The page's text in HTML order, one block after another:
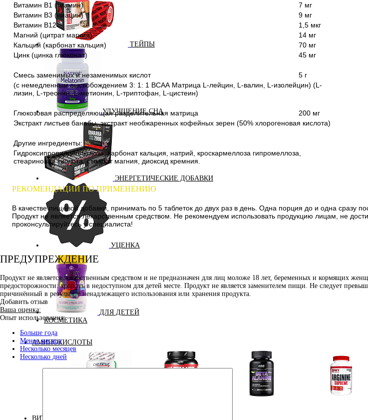
ТЕЙПЫ
УЛУЧШЕНИЕ СНА
ЭНЕРГЕТИЧЕСКИЕ ДОБАВКИ
УЦЕНКА
ДЛЯ ДЕТЕЙ
КОСМЕТИКА
АМИНОКИСЛОТЫ
ВИТАМИНЫ И МИНЕРАЛЫ
Витамин В1 (тиамин)
7 мг
Витамин В3 (ниацин)
9 мг
Витамин В12
1,5 мкг
Магний (цитрат магния)
14 мг
Кальций (карбонат кальция)
70 мг
Цинк (цинка глюконат)
45 мг
Смесь заменимых и незаменимых кислот
5 г
(с немедленным высвобождением 3: 1: 1 ВСАА Матрица L-лейцин, L-валин, L-изолейцин) (L-
лизин, L-треонин, L-метионин, L-триптофан, L-цистеин)
Глюкозовая распределяющая разделительная матрица
200 мг
Экстракт листьев банабы, экстракт необжаренных кофейных зерен (50% хлорогеновая кислота)
Другие ингредиенты:
Гидроксипропилцеллюлоза, карбонат кальция, натрий, кроскармеллоза гипромеллоза,
стеариновая кислота, стеарат магния, диоксид кремния.
РЕКОМЕНДАЦИИ ПО ПРИМЕНЕНИЮ
В качестве пищевой добавки, принимать по 5 таблеток до двух раз в день. Одна порция до и одна сразу
Продукт не является лекарственным средством. Не рекомендуем использовать продукцию лицам, не
проконсультируйтесь у специалиста!
ПРЕДУПРЕЖДЕНИЕ
Продукт не является лекарственным средством и не предназначен для лиц моложе 18 лет, беременных и кормящих
предосторожности: хранить в недоступном для детей месте. Продукт не является заменителем пищи. Не следует
причинённый в результате ненадлежащего использования или хранения продукта.
Добавить отзыв
Ваша оценка:
Опыт использования:
Больше года
Менее месяца
Несколько месяцев
Несколько дней